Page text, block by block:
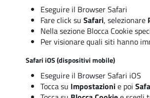
Eseguire il Browser Safari
Fare click su Safari, selezionare
Nella sezione Blocca Cookie
Per visionare quali siti hanno
Safari iOS (dispositivi mobile)
Eseguire il Browser Safari iOS
Tocca su Impostazionie poi